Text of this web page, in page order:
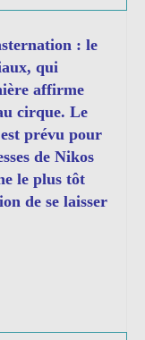
: le
qui
affirme
cirque. Le
prévu pour
de Nikos
le plus tôt
de se laisser